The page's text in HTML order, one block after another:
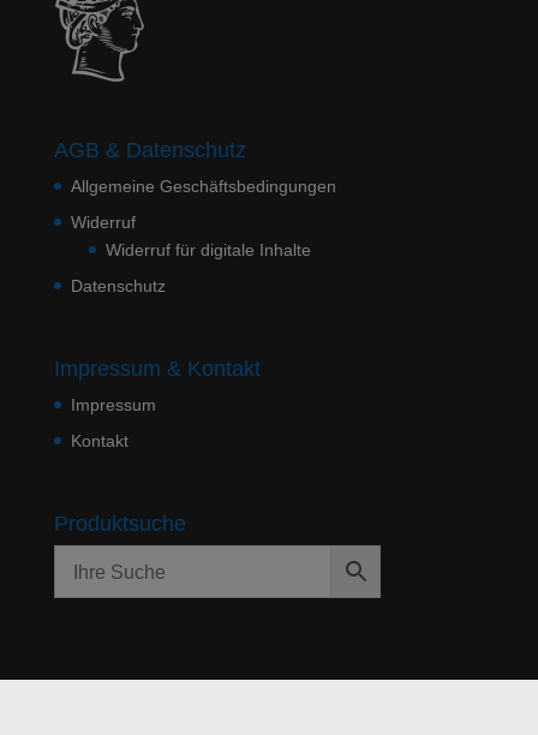
AGB & Datenschutz
Allgemeine Geschäftsbedingungen
Widerruf
Widerruf für digitale Inhalte
Datenschutz
Impressum & Kontakt
Impressum
Kontakt
Produktsuche